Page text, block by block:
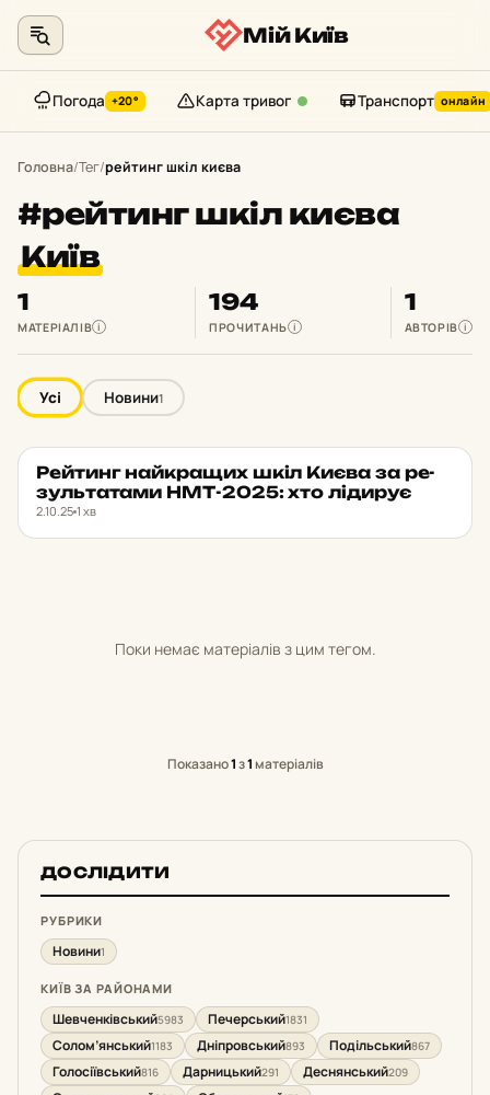
Мій Київ
Погода +20° Карта тривог Транспорт онлайн
Головна/Тег/рейтинг шкіл києва
#рейтинг шкіл києва
Київ
1
МАТЕРІАЛІВ i
194
ПРОЧИТАНЬ i
1
АВТОРІВ i
Усі Новини1
НОВИНИ ★ ОБРАНЕ
Рей­тинг най­кра­щих шкіл Києва за ре­
зуль­та­та­ми НМТ-2025: хто лі­ди­рує
2.10.25 1 хв
Поки немає матеріалів з цим тегом.
Показано1з1матеріалів
ДОСЛІДИТИ
РУБРИКИ
Новини1
КИЇВ ЗА РАЙОНАМИ
Шевченківський5983 Печерський1831
Солом’янський1183 Дніпровський893 Подільський867
Голосіївський816 Дарницький291 Деснянський209